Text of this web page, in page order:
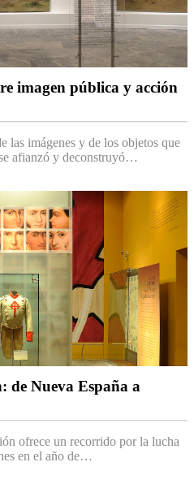
imagen pública y acción
las imágenes y de los objetos que
afianzó y deconstruyó…
de Nueva España a
ofrece un recorrido por la lucha
en el año de…